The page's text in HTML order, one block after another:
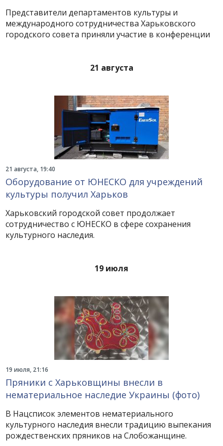
Представители департаментов культуры и
международного сотрудничества Харьковского
городского совета приняли участие в конференции
21 августа
21 августа, 19:40
Оборудование от ЮНЕСКО для учреждений
культуры получил Харьков
Харьковский городской совет продолжает
сотрудничество с ЮНЕСКО в сфере сохранения
культурного наследия.
19 июля
19 июля, 21:16
Пряники с Харьковщины внесли в
нематериальное наследие Украины (фото)
В Нацсписок элементов нематериального
культурного наследия внесли традицию выпекания
рождественских пряников на Слобожанщине.